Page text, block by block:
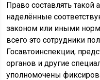
Право составлять
наделённые
законом или иными
всего это сотрудники
Госавтоинспекции,
органов и другие
уполномочены